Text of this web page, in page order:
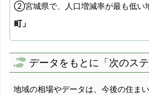
②宮城県で、人口増減率が最も低い
町」
データをもとに「次のス
地域の相場やデータは、今後の住ま